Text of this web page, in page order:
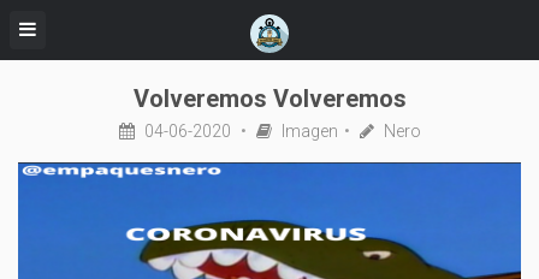
Volveremos Volveremos
04-06-2020 Imagen Nero